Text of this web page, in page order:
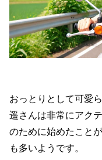
↑「AI
おっとりとして可愛
遥さんは非常にアク
のために始めたこと
も多いようです。